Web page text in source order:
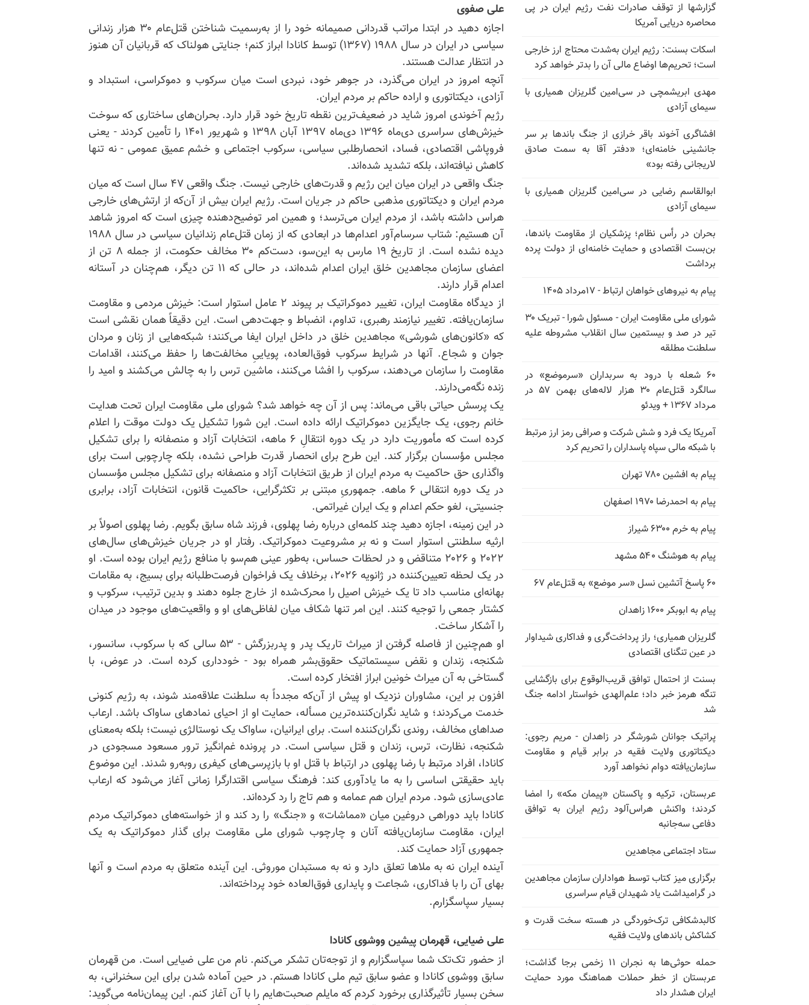
علی صفوی
اجازه دهید در ابتدا مراتب قدردانی صمیمانه خود را از به‌رسمیت شناختن قتل‌عام ۳۰ هزار زندانی
سیاسی در ایران در سال ۱۹۸۸ (۱۳۶۷) توسط کانادا ابراز کنم؛ جنایتی هولناک که قربانیان آن هنوز
در انتظار عدالت هستند.
آنچه امروز در ایران می‌گذرد، در جوهر خود، نبردی است میان سرکوب و دموکراسی، استبداد و
آزادی، دیکتاتوری و اراده حاکم بر مردم ایران.
رژیم آخوندی امروز شاید در ضعیف‌ترین نقطه تاریخ خود قرار دارد. بحران‌های ساختاری که سوخت
خیزش‌های سراسری دی‌ماه ۱۳۹۶ دی‌ماه ۱۳۹۷ آبان ۱۳۹۸ و شهریور ۱۴۰۱ را تأمین کردند - یعنی
فروپاشی اقتصادی، فساد، انحصارطلبی سیاسی، سرکوب اجتماعی و خشم عمیق عمومی - نه تنها
کاهش نیافته‌اند، بلکه تشدید شده‌اند.
جنگ واقعی در ایران میان این رژیم و قدرت‌های خارجی نیست. جنگ واقعی ۴۷ سال است که میان
مردم ایران و دیکتاتوری مذهبی حاکم در جریان است. رژیم ایران بیش از آن‌که از ارتش‌های خارجی
هراس داشته باشد، از مردم ایران می‌ترسد؛ و همین امر توضیح‌دهنده چیزی است که امروز شاهد
آن هستیم: شتاب سرسام‌آور اعدام‌ها در ابعادی که از زمان قتل‌عام زندانیان سیاسی در سال ۱۹۸۸
دیده نشده است. از تاریخ ۱۹ مارس به این‌سو، دست‌کم ۳۰ مخالف حکومت، از جمله ۸ تن از
اعضای سازمان مجاهدین خلق ایران اعدام شده‌اند، در حالی که ۱۱ تن دیگر، هم‌چنان در آستانه
اعدام قرار دارند.
از دیدگاه مقاومت ایران، تغییر دموکراتیک بر پیوند ۲ عامل استوار است: خیزش مردمی و مقاومت
سازمان‌یافته. تغییر نیازمند رهبری، تداوم، انضباط و جهت‌دهی است. این دقیقاً همان نقشی است
که «کانون‌های شورشی» مجاهدین خلق در داخل ایران ایفا می‌کنند؛ شبکه‌هایی از زنان و مردان
جوان و شجاع. آنها در شرایط سرکوب فوق‌العاده، پویاییِ مخالفت‌ها را حفظ می‌کنند، اقدامات
مقاومت را سازمان می‌دهند، سرکوب را افشا می‌کنند، ماشین ترس را به چالش می‌کشند و امید را
زنده نگه‌می‌دارند.
یک پرسش حیاتی باقی می‌ماند: پس از آن چه خواهد شد؟ شورای ملی مقاومت ایران تحت هدایت
خانم رجوی، یک جایگزین دموکراتیک ارائه داده است. این شورا تشکیل یک دولت موقت را اعلام
کرده است که مأموریت دارد در یک دوره انتقالِ ۶ ماهه‌، انتخابات آزاد و منصفانه را برای تشکیل
مجلس مؤسسان برگزار کند. این طرح برای انحصار قدرت طراحی نشده، بلکه چارچوبی است برای
واگذاری حق حاکمیت به مردم ایران از طریق انتخابات آزاد و منصفانه برای تشکیل مجلس مؤسسان
در یک دوره انتقالی ۶ ماهه. جمهوریِ مبتنی بر تکثرگرایی، حاکمیت قانون، انتخابات آزاد، برابری
جنسیتی، لغو حکم اعدام و یک ایران غیراتمی.
در این زمینه، اجازه دهید چند کلمه‌ای درباره رضا پهلوی، فرزند شاه سابق بگویم. رضا پهلوی اصولاً بر
ارثیه سلطنتی استوار است و نه بر مشروعیت دموکراتیک. رفتار او در جریان خیزش‌های سال‌های
۲۰۲۲ و ۲۰۲۶ متناقض و در لحظات حساس، به‌طور عینی هم‌سو با منافع رژیم ایران بوده است. او
در یک لحظه تعیین‌کننده در ژانویه ۲۰۲۶، برخلاف یک فراخوان فرصت‌طلبانه برای بسیج، به مقامات
بهانه‌‌ای مناسب داد تا یک خیزش اصیل رامحرک‌شده از خارج جلوه دهند و بدین ترتیب، سرکوب و
کشتار جمعی را توجیه کنند. این امر تنها شکاف میان لفاظی‌های او و واقعیت‌های موجود در میدان
را آشکار ساخت.
او هم‌چنین از فاصله گرفتن از میراث تاریک پدر و پدربزرگش - ۵۳ سالی که با سرکوب، سانسور،
شکنجه، زندان و نقض سیستماتیک حقوق‌بشر همراه بود - خودداری کرده است. در عوض، با
گستاخی به آن میراث خونین ابراز افتخار کرده است.
افزون بر این، مشاوران نزدیک او پیش از آن‌که مجدداً به سلطنت علاقه‌مند شوند، به رژیم کنونی
خدمت می‌کردند؛ و شاید نگران‌کننده‌ترین مسأله، حمایت او از احیای نمادهای ساواک باشد. ارعاب
صداهای مخالف، روندی نگران‌کننده است. برای ایرانیان، ساواک یک نوستالژی نیست؛ بلکه به‌معنای
شکنجه، نظارت، ترس، زندان و قتل سیاسی است. در پرونده غم‌انگیز ترور مسعود مسجودی در
کانادا، افراد مرتبط با رضا پهلوی در ارتباط با قتل او بابازپرسی‌های کیفری روبه‌رو شدند. این موضوع
باید حقیقتی اساسی را به ما یادآوری کند: فرهنگ سیاسی اقتدارگرا زمانی آغاز می‌شود که ارعاب
عادی‌سازی شود. مردم ایران هم عمامه و هم تاج را رد کرده‌اند.
کانادا باید دوراهی دروغین میان «مماشات» و «جنگ» را رد کند و از خواسته‌های دموکراتیک مردم
ایران، مقاومت سازمان‌یافته آنان و چارچوب شورای ملی مقاومت برای گذار دموکراتیک به یک
جمهوری آزاد حمایت کند.
آینده ایران نه بهملاها تعلق دارد و نه به مستبدان موروثی. این آینده متعلق به مردم است و آنها
بهای آن را با فداکاری، شجاعت و پایداری فوق‌العاده خود پرداخته‌اند.
بسیار سپاسگزارم.
علی ضیایی، قهرمان پیشینووشویکانادا
از حضور تک‌تک شما سپاسگزارم و از توجه‌تان تشکر می‌کنم. نام من علی ضیایی است. من قهرمان
سابق ووشوی کانادا و عضو سابق تیم ملی کانادا هستم. در حین آماده شدن برای این سخنرانی، به
سخن بسیار تأثیرگذاری برخورد کردم که مایلم صحبت‌هایم را با آن آغاز کنم. این پیمان‌نامه می‌گوید:
گزارشها از توقف صادرات نفت رژیم ایران در پی
محاصره دریایی آمریکا
اسکات بسنت: رژیم ایران به‌شدت محتاج ارز خارجی
است؛ تحریم‌ها اوضاع مالی آن را بدتر خواهد کرد
مهدی ابریشمچی در سی‌امین گلریزان همیاری با
سیمای آزادی
افشاگری آخوند باقر خرازی از جنگ باندها بر سر
جانشینی خامنه‌ای؛ «دفتر آقا به سمت صادق
لاریجانی رفته بود»
ابوالقاسم رضایی در سی‌امین گلریزان همیاری با
سیمای آزادی
بحران در رأس نظام؛ پزشکیان از مقاومت باندها،
بن‌بست اقتصادی و حمایت خامنه‌ای از دولت پرده
برداشت
پیام به نیروهای خواهان ارتباط - ۱۷مرداد ۱۴۰۵
شورای ملی مقاومت ایران - مسئول شورا - تبریک ۳۰
تیر در صد و بیستمین سال انقلاب مشروطه علیه
سلطنت مطلقه
۶۰ شعله با درود به سربداران «سرموضع» در
سالگرد قتل‌عام ۳۰ هزار لاله‌های بهمن ۵۷ در
مـرداد ۱۳۶۷ + ویدئو
آمریکا یک فرد و شش شرکت و صرافی رمز ارز مرتبط
با شبکه مالی سپاه پاسداران را تحریم کرد
پیام به افشین ۷۸۰ تهران
پیام به احمدرضا ۱۹۷۰ اصفهان
پیام به خرم ۶۳۰۰ شیراز
پیام به هوشنگ ۵۴۰ مشهد
۶۰ پاسخ آتشین نسل «سر موضع» به قتل‌عام ۶۷
پیام به ابوبکر ۱۶۰۰ زاهدان
گلریزان همیاری؛ راز پرداخت‌گری و فداکاری شیداوار
در عین تنگنای اقتصادی
بسنت از احتمال توافق قریب‌الوقوع برای بازگشایی
تنگه هرمز خبر داد؛ علم‌الهدی خواستار ادامه جنگ
شد
پراتیک جوانان شورشگر در زاهدان - مریم رجوی:
دیکتاتوری ولایت فقیه در برابر قیام و مقاومت
سازمان‌یافته دوام نخواهد آورد
عربستان، ترکیه و پاکستان «پیمان مکه» را امضا
کردند؛ واکنش هراس‌آلود رژیم ایران به توافق
دفاعی سه‌جانبه
ستاد اجتماعی مجاهدین
برگزاری میز کتاب توسط هواداران سازمان مجاهدین
در گرامیداشت یاد شهیدان قیام سراسری
کالبدشکافی ترک‌خوردگی در هسته سخت قدرت و
کشاکش باندهای ولایت فقیه
حمله حوثی‌ها به نجران ۱۱ زخمی برجا گذاشت؛
عربستان از خطر حملات هماهنگ مورد حمایت
ایران هشدار داد